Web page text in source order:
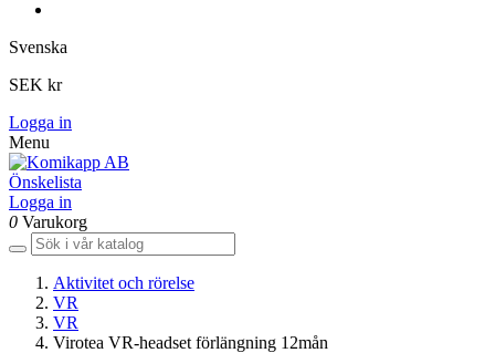
Svenska
SEK kr
Logga in
Menu
Önskelista
Logga in
0 Varukorg
Aktivitet och rörelse
VR
VR
Virotea VR-headset förlängning 12mån